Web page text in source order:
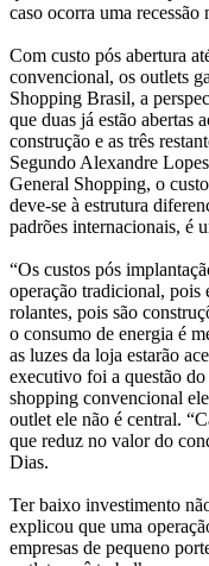
caso ocorra uma recessão
Com custo pós abertura
convencional, os outlets
Shopping Brasil, a
que duas já estão abertas
construção e as três
Segundo Alexandre
General Shopping, o
deve-se à estrutura
padrões internacionais, é
“Os custos pós
operação tradicional, pois
rolantes, pois são
o consumo de energia é
as luzes da loja estarão
executivo foi a questão
shopping convencional
outlet ele não é central.
que reduz no valor do
Dias.
Ter baixo investimento
explicou que uma
empresas de pequeno